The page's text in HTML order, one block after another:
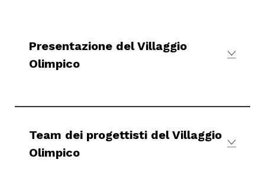
Presentazione del Villaggio
Olimpico
Team dei progettisti del Villaggio
Olimpico